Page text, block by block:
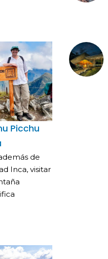
Picchu
de
Inca, visitar